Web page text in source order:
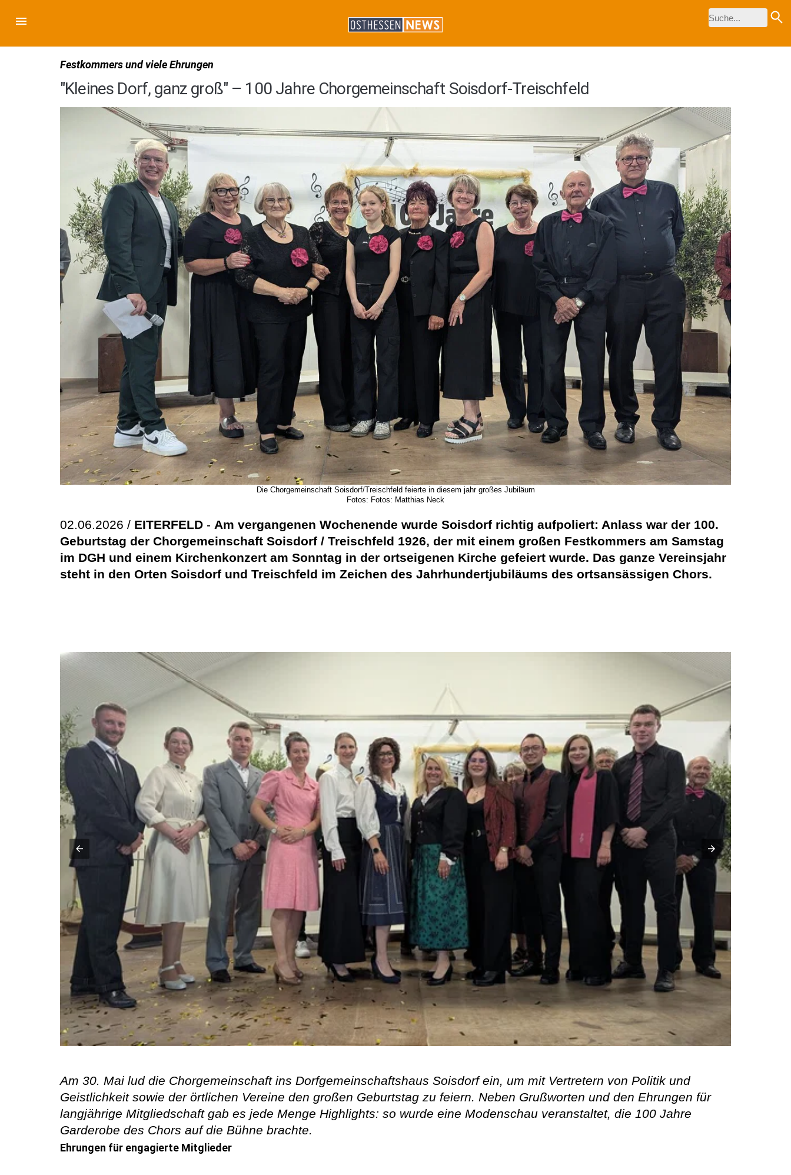
Festkommers und viele Ehrungen
"Kleines Dorf, ganz groß" – 100 Jahre Chorgemeinschaft Soisdorf-Treischfeld
Die Chorgemeinschaft Soisdorf/Treischfeld feierte in diesem jahr großes Jubiläum
Fotos: Fotos: Matthias Neck
02.06.2026 / EITERFELD - Am vergangenen Wochenende wurde Soisdorf richtig aufpoliert: Anlass war der 100.
Geburtstag der Chorgemeinschaft Soisdorf / Treischfeld 1926, der mit einem großen Festkommers am Samstag
im DGH und einem Kirchenkonzert am Sonntag in der ortseigenen Kirche gefeiert wurde. Das ganze Vereinsjahr
steht in den Orten Soisdorf und Treischfeld im Zeichen des Jahrhundertjubiläums des ortsansässigen Chors.
Am 30. Mai lud die Chorgemeinschaft ins Dorfgemeinschaftshaus Soisdorf ein, um mit Vertretern von Politik und
Geistlichkeit sowie der örtlichen Vereine den großen Geburtstag zu feiern. Neben Grußworten und den Ehrungen für
langjährige Mitgliedschaft gab es jede Menge Highlights: so wurde eine Modenschau veranstaltet, die 100 Jahre
Garderobe des Chors auf die Bühne brachte.
Ehrungen für engagierte Mitglieder